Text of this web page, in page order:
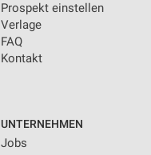
Prospekt einstellen
Verlage
FAQ
Kontakt
UNTERNEHMEN
Jobs